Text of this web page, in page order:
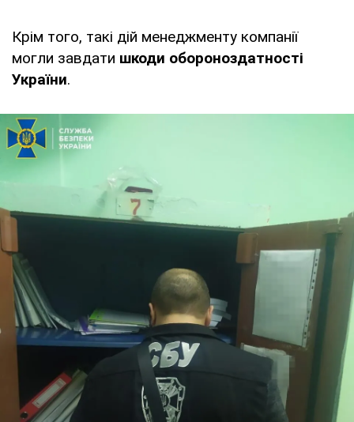
Крім того, такі дій менеджменту компанії
могли завдати шкоди обороноздатності
України.